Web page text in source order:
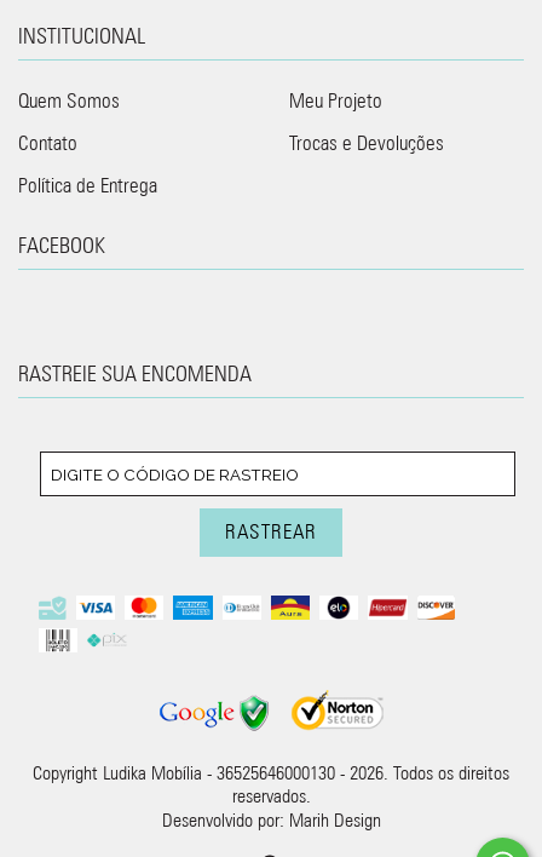
INSTITUCIONAL
Quem Somos
Meu Projeto
Contato
Trocas e Devoluções
Política de Entrega
FACEBOOK
RASTREIE SUA ENCOMENDA
Copyright Ludika Mobília - 36525646000130 - 2026. Todos os direitos
reservados.
Desenvolvido por: Marih Design